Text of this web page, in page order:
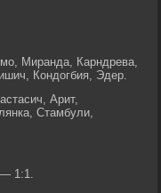
Миранда, Карндрева,
Кондогбия, Эдер.
Арит,
Стамбули,
1:1.